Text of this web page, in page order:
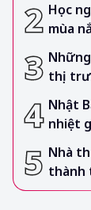
Học
mùa
thị
Nhật
nhiệt
Nhà
thành